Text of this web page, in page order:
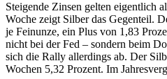
Steigende Zinsen gelten eigentlich
Woche zeigt Silber das Gegenteil.
je Feinunze, ein Plus von 1,83
nicht bei der Fed – sondern beim
sich die Rally allerdings ab. Der
Wochen 5,32 Prozent. Im